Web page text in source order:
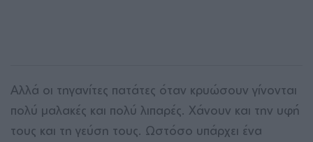
Αλλά οι τηγανίτες πατάτες όταν κρυώσουν γίνονται
πολύ μαλακές και πολύ λιπαρές. Χάνουν και την υφή
τους και τη γεύση τους. Ωστόσο υπάρχει ένα